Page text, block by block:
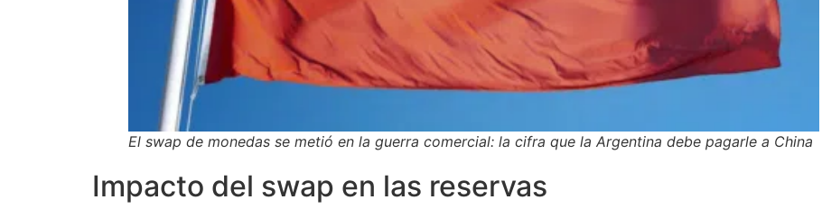
El swap de monedas se metió en la guerra comercial: la cifra que la Argentina debe pagarle a China
Impacto del swap en las reservas